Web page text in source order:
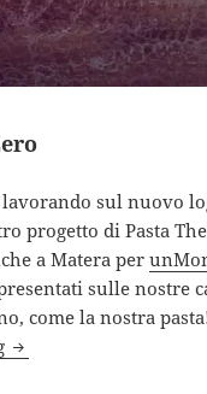
sul nuovo
progetto di Pasta
a Matera per
sulle nostre
come la nostra
Farine Zero Zero